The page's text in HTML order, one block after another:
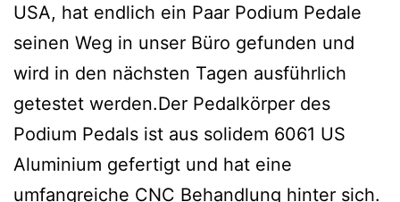
USA, hat endlich ein Paar Podium Pedale
seinen Weg in unser Büro gefunden und
wird in den nächsten Tagen ausführlich
getestet werden.Der Pedalkörper des
Podium Pedals ist aus solidem 6061 US
Aluminium gefertigt und hat eine
umfangreiche CNC Behandlung hinter sich.